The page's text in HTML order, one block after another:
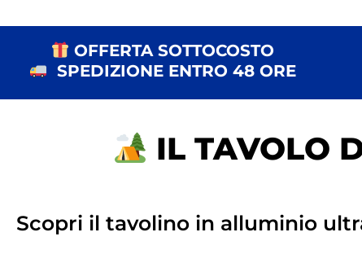
OFFERTA SOTTOCOSTO
SPEDIZIONE ENTRO 48 ORE
IL TAVOLO
Scopri il tavolino in alluminio